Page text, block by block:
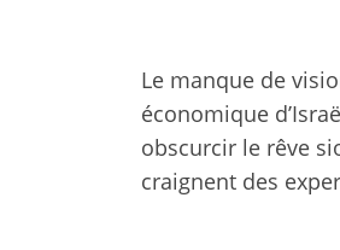
Le manque de
économique
obscurcir le rêve
craignent des